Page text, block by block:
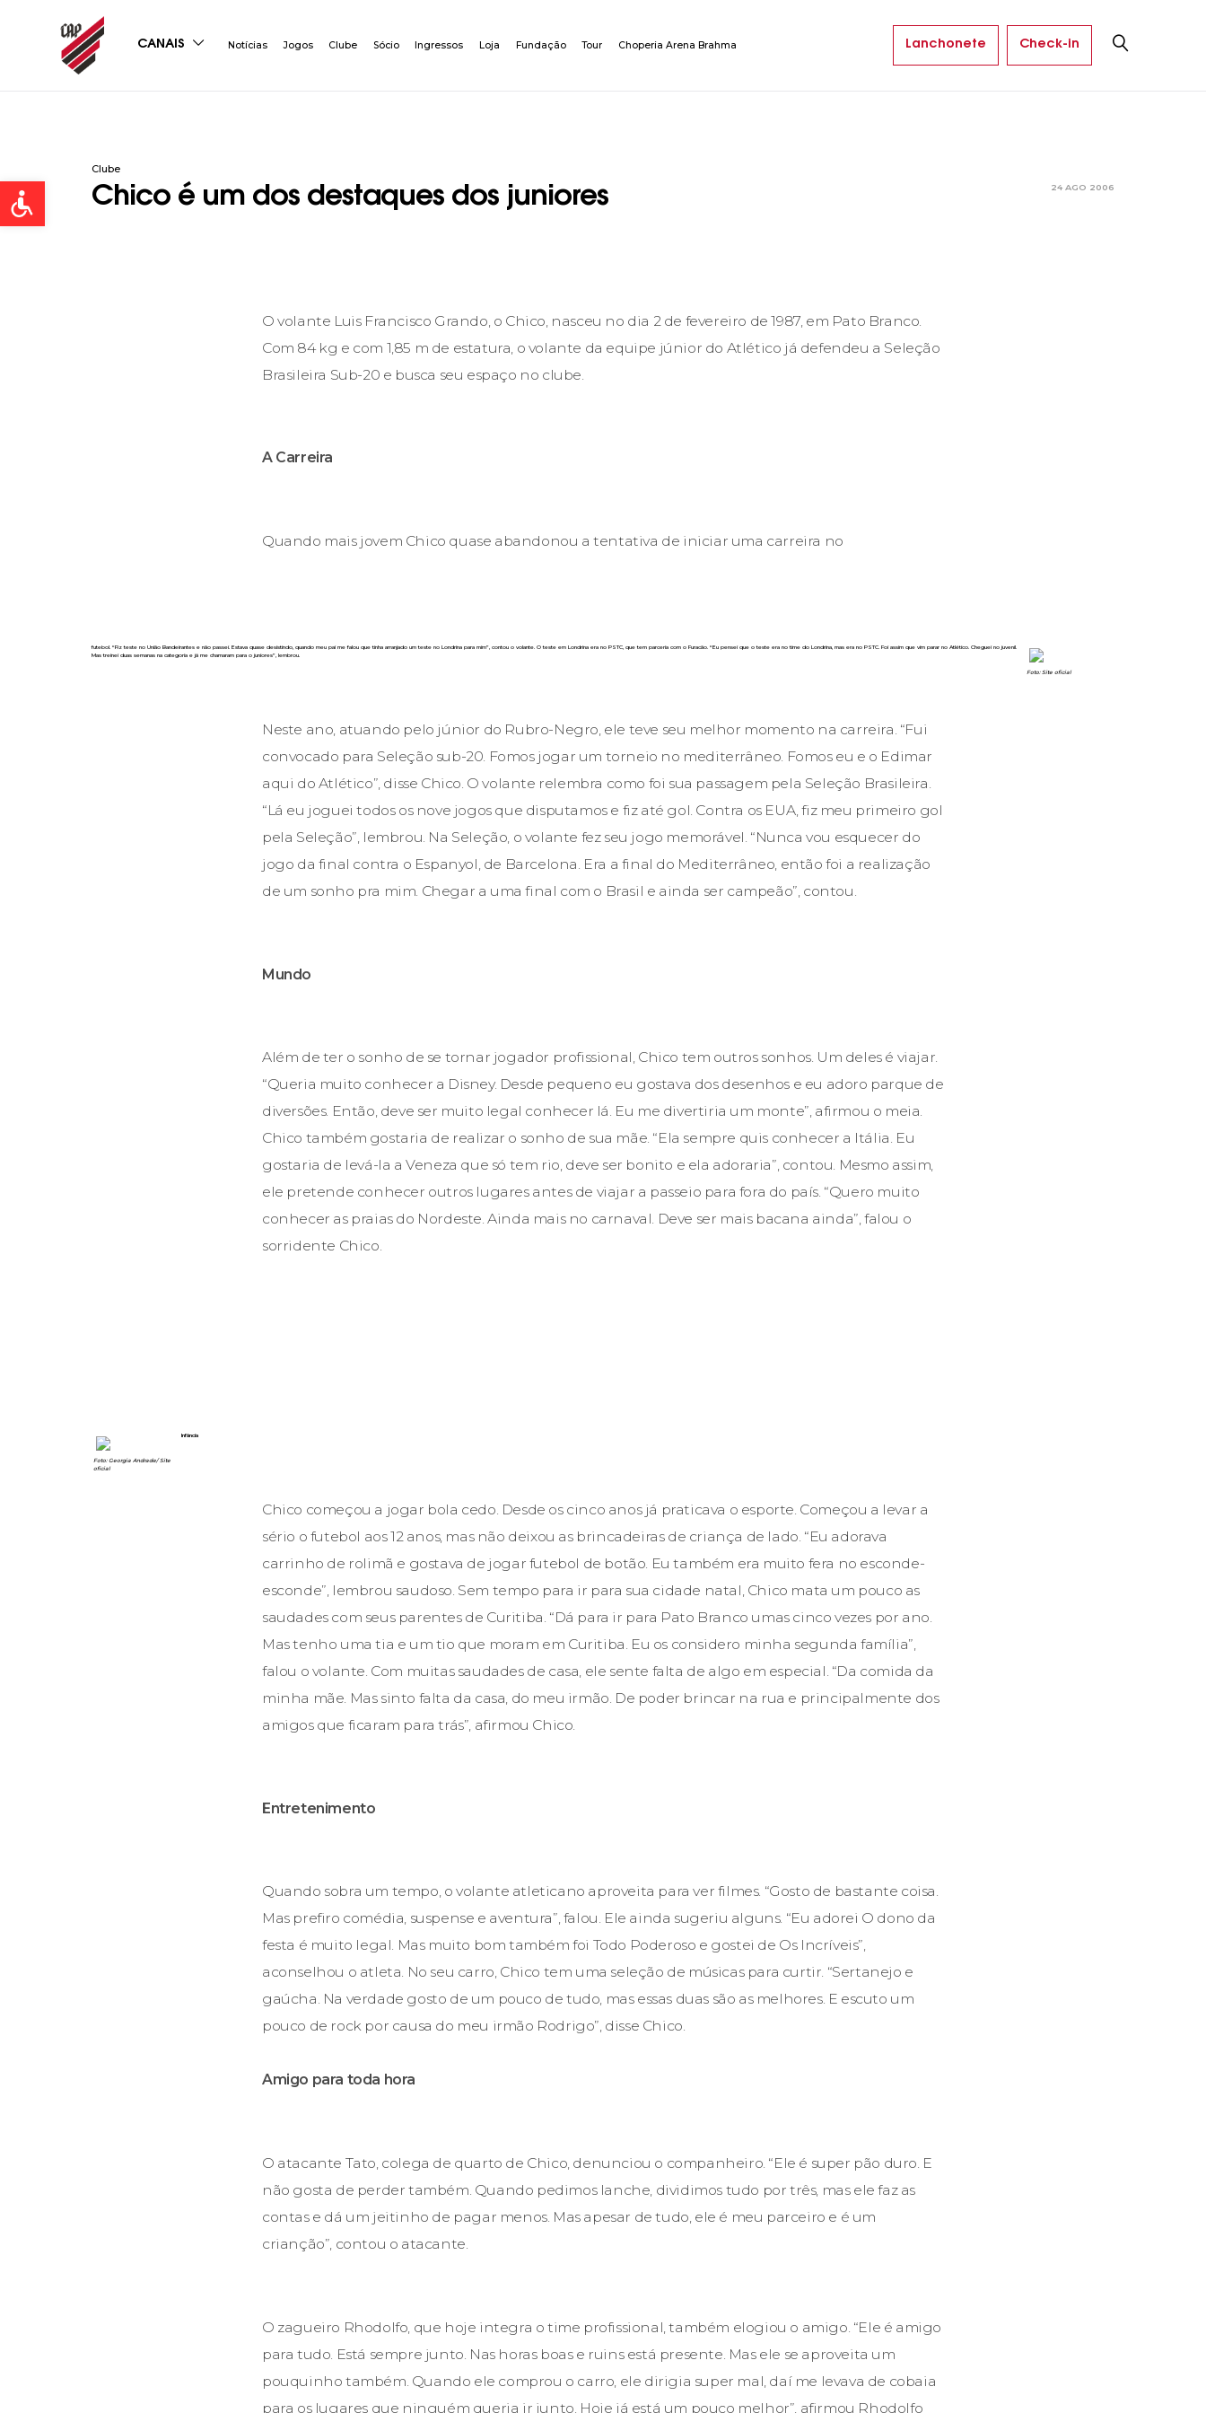
Open toolbar
CANAIS Notícias Jogos Clube Sócio Ingressos Loja Fundação Tour Choperia Arena Brahma Lanchonete Check-in
Clube
Chico é um dos destaques dos juniores 24 AGO 2006
O volante Luis Francisco Grando, o Chico, nasceu no dia 2 de fevereiro de 1987, em Pato Branco.
Com 84 kg e com 1,85 m de estatura, o volante da equipe júnior do Atlético já defendeu a Seleção
Brasileira Sub-20 e busca seu espaço no clube.
A Carreira
Quando mais jovem Chico quase abandonou a tentativa de iniciar uma carreira no
Foto: Site oficial
futebol. “Fiz teste no União Bandeirantes e não passei. Estava quase desistindo, quando meu pai me falou que tinha arranjado um teste no Londrina para mim”, contou o volante. O teste em Londrina era no PSTC, que tem parceria com o Furacão. “Eu pensei que o teste era no time do Londrina, mas era no PSTC. Foi assim que vim parar no Atlético. Cheguei no juvenil.
Mas treinei duas semanas na categoria e já me chamaram para o juniores”, lembrou.
Neste ano, atuando pelo júnior do Rubro-Negro, ele teve seu melhor momento na carreira. “Fui
convocado para Seleção sub-20. Fomos jogar um torneio no mediterrâneo. Fomos eu e o Edimar
aqui do Atlético”, disse Chico. O volante relembra como foi sua passagem pela Seleção Brasileira.
“Lá eu joguei todos os nove jogos que disputamos e fiz até gol. Contra os EUA, fiz meu primeiro gol
pela Seleção”, lembrou. Na Seleção, o volante fez seu jogo memorável. “Nunca vou esquecer do
jogo da final contra o Espanyol, de Barcelona. Era a final do Mediterrâneo, então foi a realização
de um sonho pra mim. Chegar a uma final com o Brasil e ainda ser campeão”, contou.
Mundo
Além de ter o sonho de se tornar jogador profissional, Chico tem outros sonhos. Um deles é viajar.
“Queria muito conhecer a Disney. Desde pequeno eu gostava dos desenhos e eu adoro parque de
diversões. Então, deve ser muito legal conhecer lá. Eu me divertiria um monte”, afirmou o meia.
Chico também gostaria de realizar o sonho de sua mãe. “Ela sempre quis conhecer a Itália. Eu
gostaria de levá-la a Veneza que só tem rio, deve ser bonito e ela adoraria”, contou. Mesmo assim,
ele pretende conhecer outros lugares antes de viajar a passeio para fora do país. “Quero muito
conhecer as praias do Nordeste. Ainda mais no carnaval. Deve ser mais bacana ainda”, falou o
sorridente Chico.
Foto: Georgia Andrade/ Site
oficial
Infância
Chico começou a jogar bola cedo. Desde os cinco anos já praticava o esporte. Começou a levar a
sério o futebol aos 12 anos, mas não deixou as brincadeiras de criança de lado. “Eu adorava
carrinho de rolimã e gostava de jogar futebol de botão. Eu também era muito fera no esconde-
esconde”, lembrou saudoso. Sem tempo para ir para sua cidade natal, Chico mata um pouco as
saudades com seus parentes de Curitiba. “Dá para ir para Pato Branco umas cinco vezes por ano.
Mas tenho uma tia e um tio que moram em Curitiba. Eu os considero minha segunda família”,
falou o volante. Com muitas saudades de casa, ele sente falta de algo em especial. “Da comida da
minha mãe. Mas sinto falta da casa, do meu irmão. De poder brincar na rua e principalmente dos
amigos que ficaram para trás”, afirmou Chico.
Entretenimento
Quando sobra um tempo, o volante atleticano aproveita para ver filmes. “Gosto de bastante coisa.
Mas prefiro comédia, suspense e aventura”, falou. Ele ainda sugeriu alguns. “Eu adorei O dono da
festa é muito legal. Mas muito bom também foi Todo Poderoso e gostei de Os Incríveis”,
aconselhou o atleta. No seu carro, Chico tem uma seleção de músicas para curtir. “Sertanejo e
gaúcha. Na verdade gosto de um pouco de tudo, mas essas duas são as melhores. E escuto um
pouco de rock por causa do meu irmão Rodrigo”, disse Chico.
Amigo para toda hora
O atacante Tato, colega de quarto de Chico, denunciou o companheiro. “Ele é super pão duro. E
não gosta de perder também. Quando pedimos lanche, dividimos tudo por três, mas ele faz as
contas e dá um jeitinho de pagar menos. Mas apesar de tudo, ele é meu parceiro e é um
crianção”, contou o atacante.
O zagueiro Rhodolfo, que hoje integra o time profissional, também elogiou o amigo. “Ele é amigo
para tudo. Está sempre junto. Nas horas boas e ruins está presente. Mas ele se aproveita um
pouquinho também. Quando ele comprou o carro, ele dirigia super mal, daí me levava de cobaia
para os lugares que ninguém queria ir junto. Hoje já está um pouco melhor”, afirmou Rhodolfo